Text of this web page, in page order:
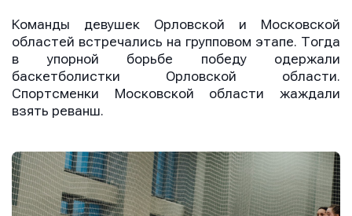
Команды девушек Орловской и Московской
областей встречались на групповом этапе. Тогда
в упорной борьбе победу одержали
баскетболистки Орловской области.
Спортсменки Московской области жаждали
взять реванш.
Имя
Имя